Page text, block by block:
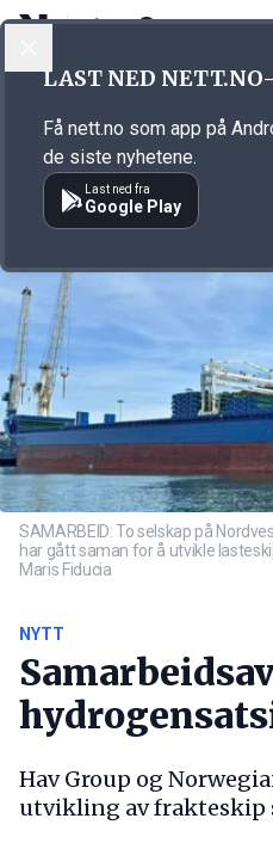
Annonsørinnhold
SAMARBEID: To selskap på
har gått saman for å utvikle
Maris Fiducia
NYTT
Hav Group og
utvikling av frakteskip
LAST NED
Få nett.no som app på
de siste nyhetene.
Last ned fra
Google Play